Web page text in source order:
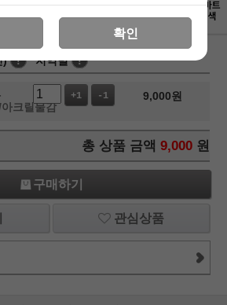
상세보기
) ! 지역별 !
크릴물감
+1 -1 9,000원
총 상품 금액 9,000 원
구매하기
관심상품
확인